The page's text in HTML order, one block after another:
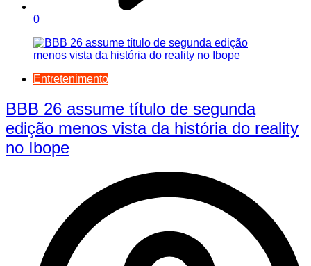
0
Entretenimento
BBB 26 assume título de segunda
edição menos vista da história do reality
no Ibope